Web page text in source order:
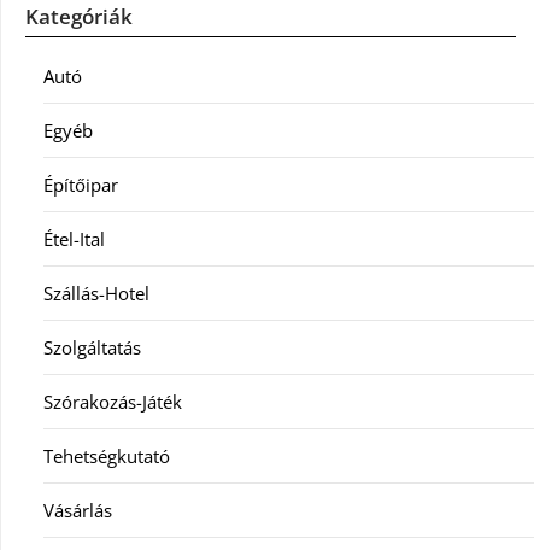
Kategóriák
Autó
Egyéb
Építőipar
Étel-Ital
Szállás-Hotel
Szolgáltatás
Szórakozás-Játék
Tehetségkutató
Vásárlás